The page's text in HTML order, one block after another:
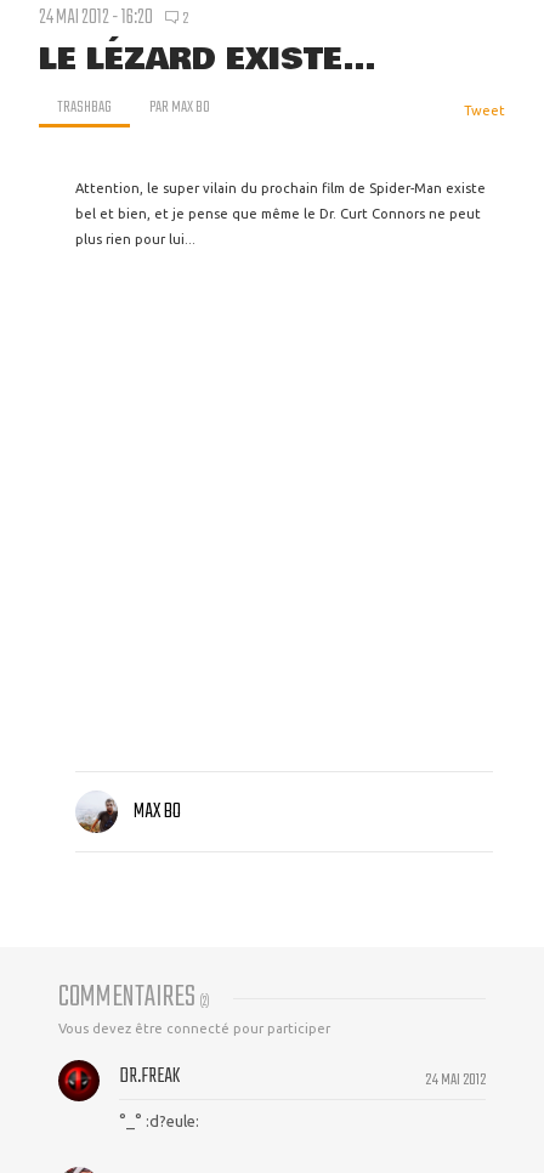
24 MAI 2012 - 16:20 2
LE LÉZARD EXISTE...
TRASHBAG PARMAX BO Tweet
Attention, le super vilain du prochain film de Spider-Man existe
bel et bien, et je pense que même le Dr. Curt Connors ne peut
plus rien pour lui...
MAX BO
COMMENTAIRES (2)
Vous devez être connecté pour participer
24 MAI 2012
DR.FREAK
°_° :d?eule: